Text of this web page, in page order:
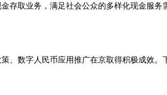
存取业务，满足社会公众的多样化现金服务
、数字人民币应用推广在京取得积极成效。